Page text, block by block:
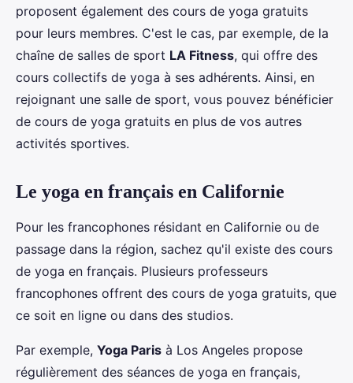
proposent également des cours de yoga gratuits
pour leurs membres. C'est le cas, par exemple, de la
chaîne de salles de sport LA Fitness, qui offre des
cours collectifs de yoga à ses adhérents. Ainsi, en
rejoignant une salle de sport, vous pouvez bénéficier
de cours de yoga gratuits en plus de vos autres
activités sportives.
Le yoga en français en Californie
Pour les francophones résidant en Californie ou de
passage dans la région, sachez qu'il existe des cours
de yoga en français. Plusieurs professeurs
francophones offrent des cours de yoga gratuits, que
ce soit en ligne ou dans des studios.
Par exemple, Yoga Paris à Los Angeles propose
régulièrement des séances de yoga en français,